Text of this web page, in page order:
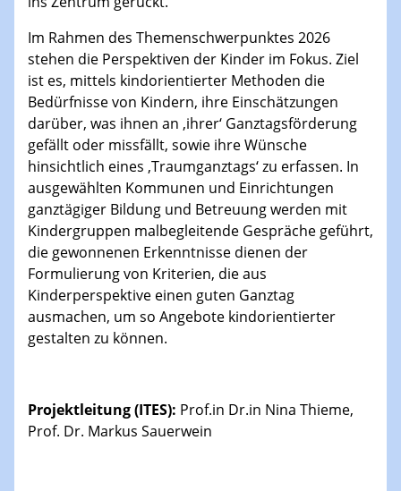
Im Rahmen des Themenschwerpunktes 2026
stehen die Perspektiven der Kinder im Fokus. Ziel
ist es, mittels kindorientierter Methoden die
Bedürfnisse von Kindern, ihre Einschätzungen
darüber, was ihnen an ‚ihrer‘ Ganztagsförderung
gefällt oder missfällt, sowie ihre Wünsche
hinsichtlich eines ‚Traumganztags‘ zu erfassen. In
ausgewählten Kommunen und Einrichtungen
ganztägiger Bildung und Betreuung werden mit
Kindergruppen malbegleitende Gespräche geführt,
die gewonnenen Erkenntnisse dienen der
Formulierung von Kriterien, die aus
Kinderperspektive einen guten Ganztag
ausmachen, um so Angebote kindorientierter
gestalten zu können.
Projektleitung (ITES): Prof.in Dr.in Nina Thieme,
Prof. Dr. Markus Sauerwein